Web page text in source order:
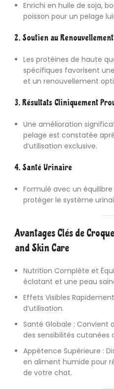
Enrichi en huile de soja,
poisson pour un pelage
2. Soutien au
Les protéines de haute
spécifiques favorisent
et un renouvellement
3. Résultats Cliniquement
Une amélioration
pelage est constatée
d’utilisation exclusive.
4. Santé Urinaire
Formulé avec un
protéger le système
Avantages Clés de
and Skin Care
Nutrition Complète et
éclatant et une peau
Effets Visibles
d’utilisation.
Santé Globale : Convient
des sensibilités cutanées
Appétence Supérieure :
en aliment humide pour
de votre chat.